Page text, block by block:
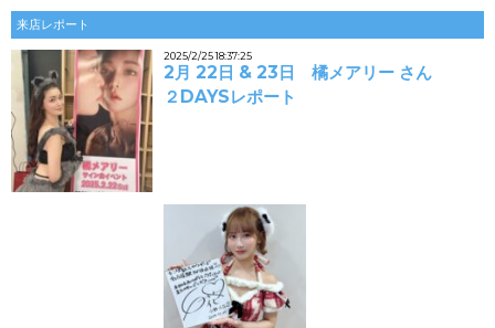
来店レポート
2025/2/25 18:37:25
2月 22日 & 23日 橘メアリー さん
２DAYSレポート